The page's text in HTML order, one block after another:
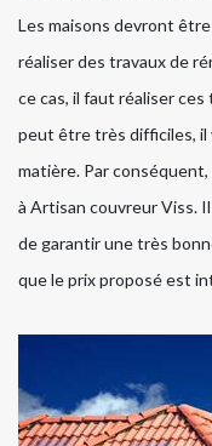
Les maisons devront
réaliser des travaux de
ce cas, il faut réaliser
peut être très difficiles, il
matière. Par
à Artisan couvreur Viss.
de garantir une très
que le prix proposé est